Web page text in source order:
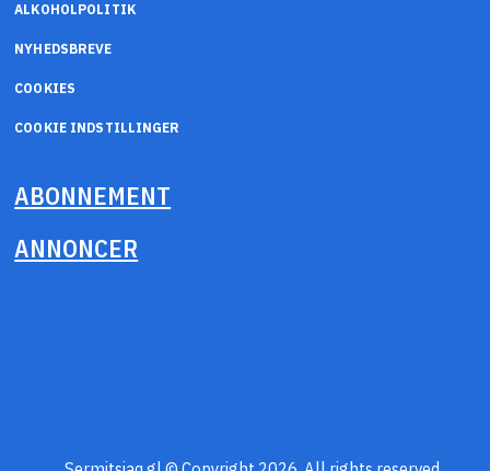
ALKOHOLPOLITIK
NYHEDSBREVE
COOKIES
COOKIE INDSTILLINGER
ABONNEMENT
ANNONCER